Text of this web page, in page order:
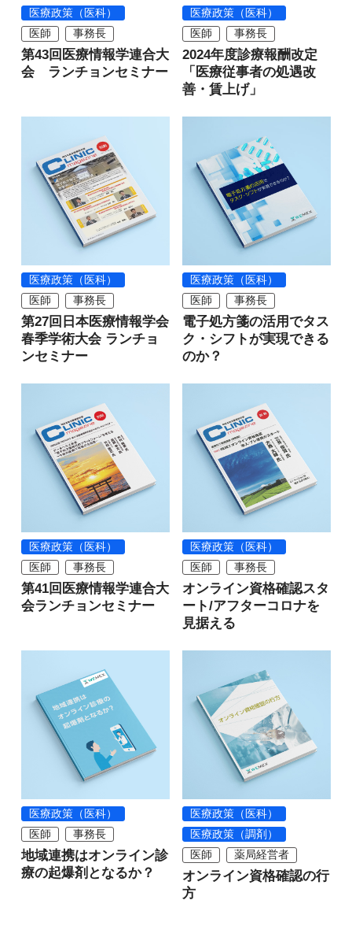
医療政策（医科）
医師
事務長
第43回医療情報学連合大
会 ランチョンセミナー
医療政策（医科）
医師
事務長
2024年度診療報酬改定
「医療従事者の処遇改
善・賃上げ」
医療政策（医科）
医師
事務長
第27回日本医療情報学会
春季学術大会 ランチョ
ンセミナー
医療政策（医科）
医師
事務長
電子処方箋の活用でタス
ク・シフトが実現できる
のか？
医療政策（医科）
医師
事務長
第41回医療情報学連合大
会ランチョンセミナー
医療政策（医科）
医師
事務長
オンライン資格確認スタ
ート/アフターコロナを
見据える
医療政策（医科）
医師
事務長
地域連携はオンライン診
療の起爆剤となるか？
医療政策（医科）
医療政策（調剤）
医師
薬局経営者
オンライン資格確認の行
方